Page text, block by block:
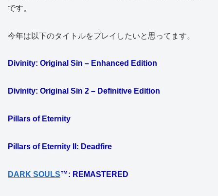
です。
今年は以下のタイトルをプレイしたいと思ってます。
Divinity: Original Sin – Enhanced Edition
Divinity: Original Sin 2 – Definitive Edition
Pillars of Eternity
Pillars of Eternity II: Deadfire
DARK SOULS™: REMASTERED